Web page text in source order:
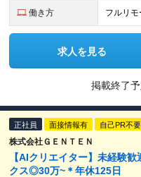
働き方 フルリ
求人を見る
掲載終了予
正社員 面接情報有 自己PR不要
株式会社ＧＥＮＴＥＮ
【AIクリエイター】未経験
クス◎30万~＊年休125日